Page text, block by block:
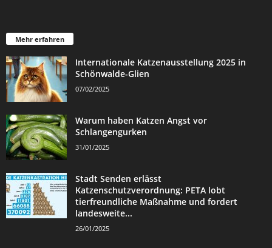
Mehr erfahren
Internationale Katzenausstellung 2025 in
Schönwalde-Glien
07/02/2025
Warum haben Katzen Angst vor
Schlangengurken
31/01/2025
Stadt Senden erlässt
Katzenschutzverordnung: PETA lobt
tierfreundliche Maßnahme und fordert
landesweite...
26/01/2025